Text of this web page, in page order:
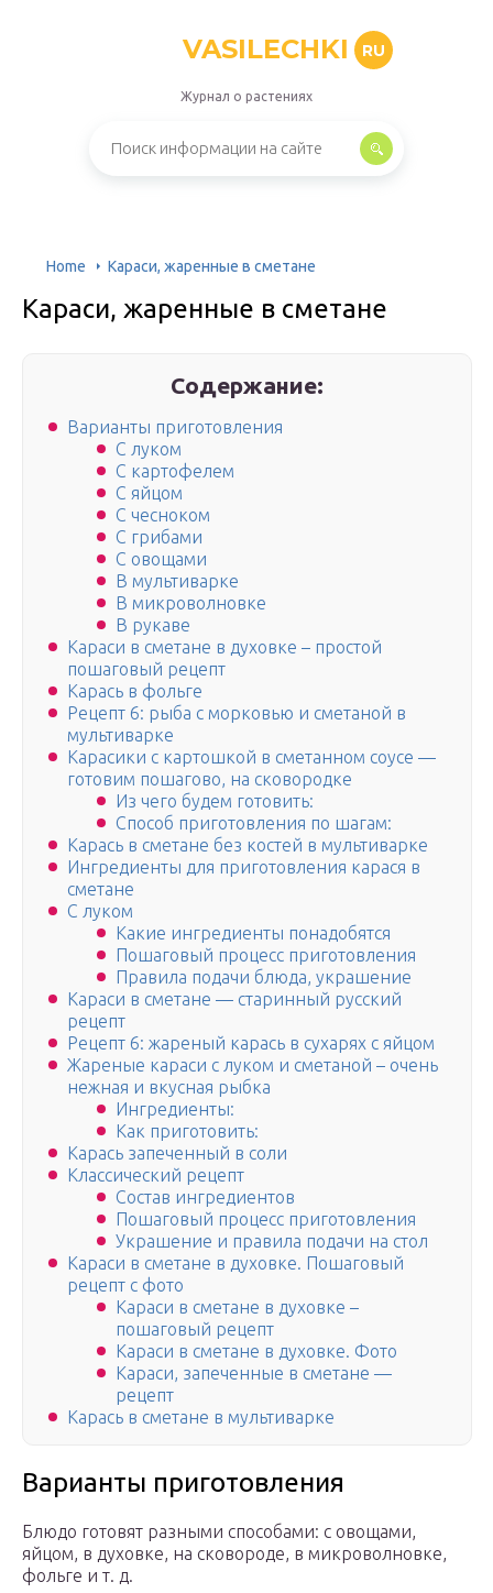
VASILECHKI RU
Журнал о растениях
Home Караси, жаренные в сметане
Караси, жаренные в сметане
Содержание:
Варианты приготовления
С луком
С картофелем
С яйцом
С чесноком
С грибами
С овощами
В мультиварке
В микроволновке
В рукаве
Караси в сметане в духовке – простой
пошаговый рецепт
Карась в фольге
Рецепт 6: рыба с морковью и сметаной в
мультиварке
Карасики с картошкой в сметанном соусе —
готовим пошагово, на сковородке
Из чего будем готовить:
Способ приготовления по шагам:
Карась в сметане без костей в мультиварке
Ингредиенты для приготовления карася в
сметане
С луком
Какие ингредиенты понадобятся
Пошаговый процесс приготовления
Правила подачи блюда, украшение
Караси в сметане — старинный русский
рецепт
Рецепт 6: жареный карась в сухарях с яйцом
Жареные караси с луком и сметаной – очень
нежная и вкусная рыбка
Ингредиенты:
Как приготовить:
Карась запеченный в соли
Классический рецепт
Состав ингредиентов
Пошаговый процесс приготовления
Украшение и правила подачи на стол
Караси в сметане в духовке. Пошаговый
рецепт с фото
Караси в сметане в духовке –
пошаговый рецепт
Караси в сметане в духовке. Фото
Караси, запеченные в сметане —
рецепт
Карась в сметане в мультиварке
Варианты приготовления
Блюдо готовят разными способами: с овощами,
яйцом, в духовке, на сковороде, в микроволновке,
фольге и т. д.